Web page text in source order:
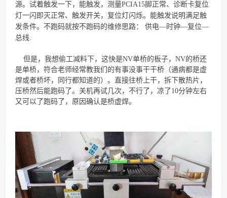
源。试着触发一下，能触发，测量PCIA15脚正常、诊断卡复位
灯一闪即灭正常、触发开关，复位灯闪烁。能触发说明满足触
发条件。不跑码就按不跑码的维修思路： 供电—时钟—复位—
总线.
但是，我想偷工减料下，这快是NV单桥的板子，NV的桥还
是单桥，符合老师经常教我们的有事没事干干桥（通病都是虚
焊或者桥坏，同行都知道的）。直接往桥上干，拆下散热片，
压桥然后能跑码了。关机再试几次，不行了，凉了10分钟左右
又可以了跑码了，原因确认是桥虚焊。